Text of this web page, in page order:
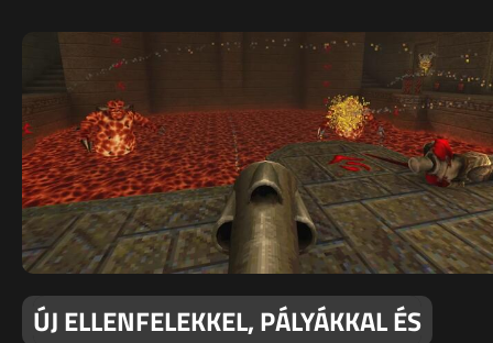
ÚJ ELLENFELEKKEL, PÁLYÁKKAL ÉS